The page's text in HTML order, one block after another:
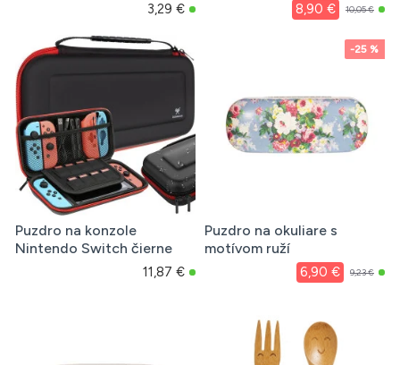
3,29 € 8,90 € 10,05 €
Puzdro na konzole
Nintendo Switch čierne
11,87 €
-25 %
Puzdro na okuliare s
motívom ruží
6,90 € 9,23 €